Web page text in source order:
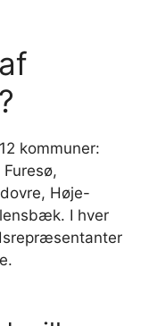
kommuner:
Høje-
I hver